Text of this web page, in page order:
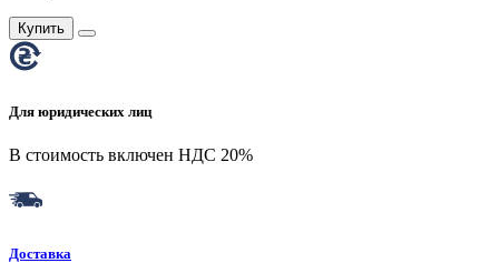
Купить
Для юридических лиц
В стоимость включен НДС 20%
Доставка